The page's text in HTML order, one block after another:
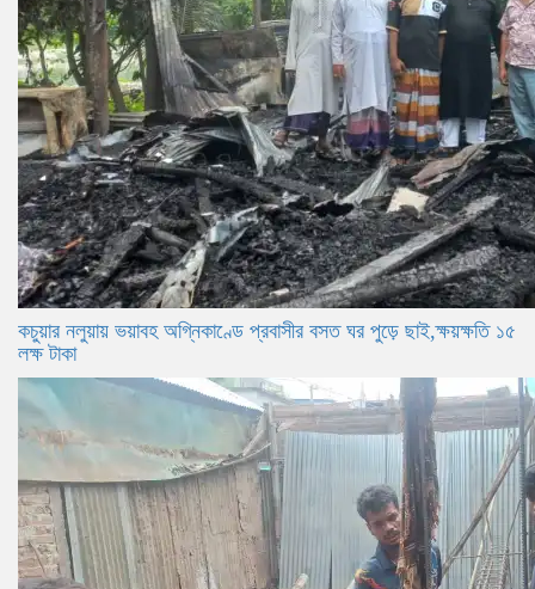
কচুয়ার নলুয়ায় ভয়াবহ অগ্নিকাণ্ডে প্রবাসীর বসত ঘর পুড়ে ছাই,ক্ষয়ক্ষতি ১৫
লক্ষ টাকা